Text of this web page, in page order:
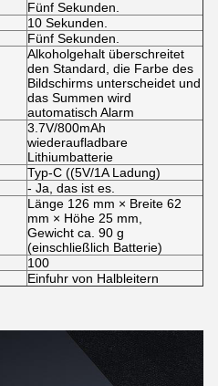
Fünf Sekunden.
10 Sekunden.
Fünf Sekunden.
Alkoholgehalt überschreitet
den Standard, die Farbe des
Bildschirms unterscheidet und
das Summen wird
automatisch Alarm
3.7V/800mAh
wiederaufladbare
Lithiumbatterie
Typ-C ((5V/1A Ladung)
- Ja, das ist es.
Länge 126 mm × Breite 62
mm × Höhe 25 mm,
Gewicht ca. 90 g
(einschließlich Batterie)
100
Einfuhr von Halbleitern